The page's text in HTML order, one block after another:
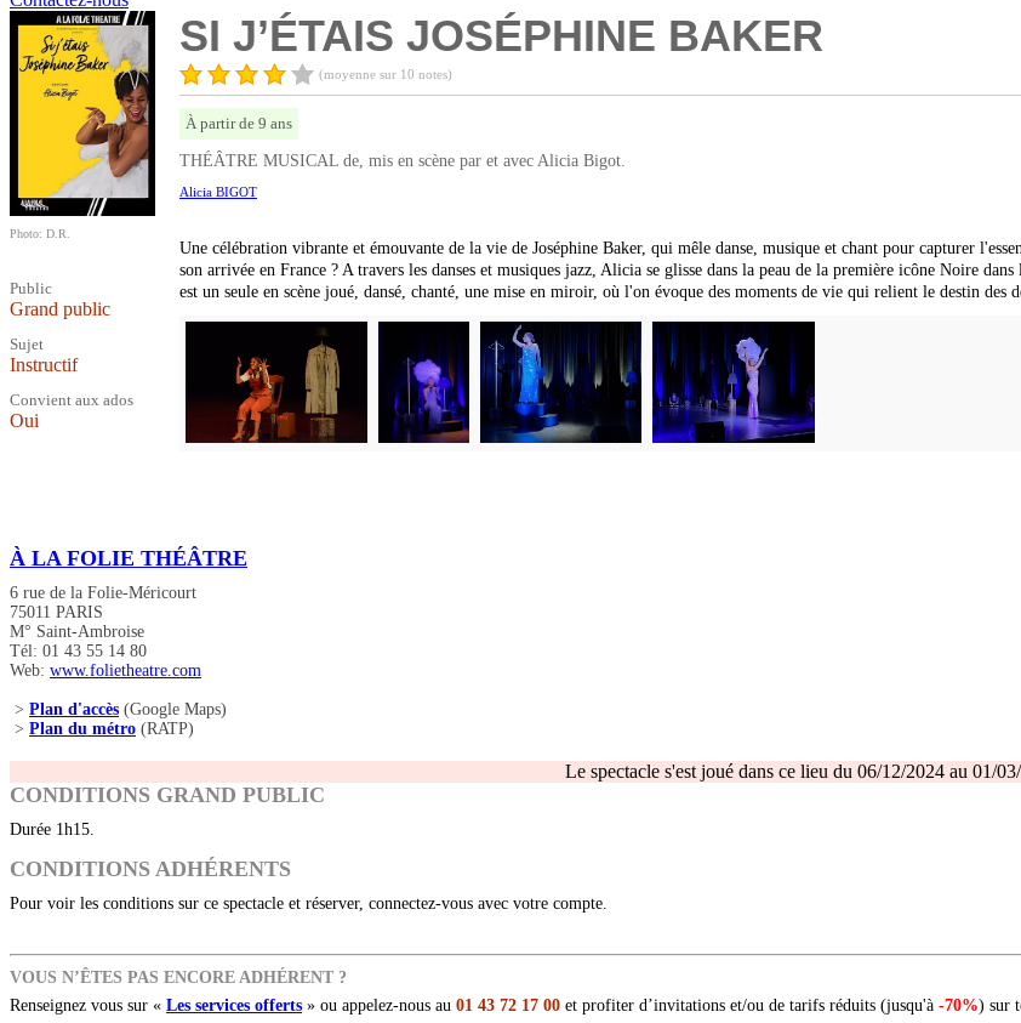
Photo: D.R.
Public
Grand public
Sujet
Instructif
Convient aux ados
Oui
SI J’ÉTAIS JOSÉPHINE BAKER
(moyenne sur 10 notes)
À partir de 9 ans
THÉÂTRE MUSICAL de, mis en scène par et avec Alicia Bigot.
Alicia BIGOT
Une célébration vibrante et émouvante de la vie de Joséphine Baker, qui mêle danse, musique et chant pour capturer
son arrivée en France ? A travers les danses et musiques jazz, Alicia se glisse dans la peau de la première icône Noire
est un seule en scène joué, dansé, chanté, une mise en miroir, où l'on évoque des moments de vie qui relient le destin des
À LA FOLIE THÉÂTRE
6 rue de la Folie-Méricourt
75011 PARIS
M° Saint-Ambroise
Tél: 01 43 55 14 80
Web: www.folietheatre.com
> Plan d'accès (Google Maps)
> Plan du métro (RATP)
Le spectacle s'est joué dans ce lieu du 06/12/2024 au 01/
CONDITIONS GRAND PUBLIC
Durée 1h15.
CONDITIONS ADHÉRENTS
Pour voir les conditions sur ce spectacle et réserver, connectez-vous avec votre compte.
VOUS N’ÊTES PAS ENCORE ADHÉRENT ?
Renseignez vous sur « Les services offerts » ou appelez-nous au 01 43 72 17 00 et profiter d’invitations et/ou de tarifs réduits (jusqu'à -70%) sur